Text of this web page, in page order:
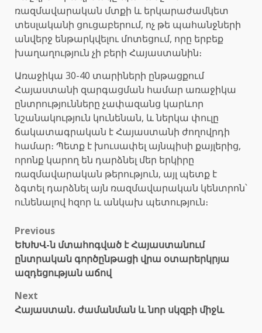
ռազմավարական մտքի և երկարաժամկետ
տեսլականի ցուցաբերում, ոչ թե պահանջների
անվերջ ենթարկվելու մոտեցում, որը երբեք
խաղաղություն չի բերի Հայաստանին։
Առաջիկա 30-40 տարիների ընթացքում
Հայաստանի զարգացման համար առաջիկա
ընտրությունները չափազանց կարևոր
նշանակություն կունենան, և ներկա փուլը
ճակատագրական է Հայաստանի ժողովրդի
համար։ Պետք է խուսափել այնպիսի քայլերից,
որոնք կարող են դարձնել մեր երկիրը
ռազմավարական թերություն, այլ պետք է
ձգտել դարձնել այն ռազմավարական կենտրոն՝
ունենալով հզոր և անկախ պետություն։
Post
navigation
Previous
ԵԽԽՎ-ն մտահոգված է Հայաստանում
ընտրական գործընթացի վրա օտարերկրյա
ազդեցության աճով
Next
Հայաստան․ ժամանման և նոր սկզբի միջև